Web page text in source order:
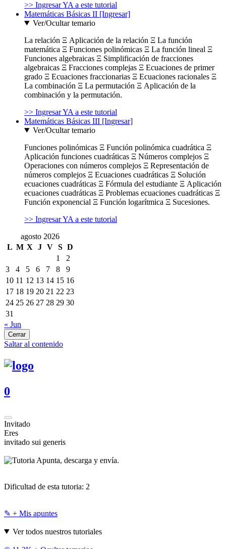
>> Ingresar YA a este tutorial
Matemáticas Básicas II [Ingresar]
Ver/Ocultar temario
La relación Ξ Aplicación de la relación Ξ La función
matemática Ξ Funciones polinómicas Ξ La función lineal Ξ
Funciones algebraicas Ξ Simplificación de fracciones
algebraicas Ξ Fracciones complejas Ξ Ecuaciones de primer
grado Ξ Ecuaciones fraccionarias Ξ Ecuaciones racionales Ξ
La combinación Ξ La permutación Ξ Aplicación de la
combinación y la permutación.
>> Ingresar YA a este tutorial
Matemáticas Básicas III [Ingresar]
Ver/Ocultar temario
Funciones polinómicas Ξ Función polinómica cuadrática Ξ
Aplicación funciones cuadráticas Ξ Números complejos Ξ
Operaciones con números complejos Ξ Representación de
números complejos Ξ Ecuaciones cuadráticas Ξ Solución
ecuaciones cuadráticas Ξ Fórmula del estudiante Ξ Aplicación
ecuaciones cuadráticas Ξ Problemas ecuaciones cuadráticas Ξ
Función exponencial Ξ Función logarítmica Ξ Sucesiones.
>> Ingresar YA a este tutorial
agosto 2026
L M X J V S D
1
2
3
4 5 6 7 8
9
10 11 12 13 14 15 16
17 18 19 20 21 22 23
24 25 26 27 28 29 30
31
« Jun
Cerrar
Saltar al contenido
0
Invitado
Eres
invitado sui generis
Apunta, descarga y envía.
Dificultad de esta tutoria: 2
✎ + Mis apuntes
Ver todos nuestros tutoriales